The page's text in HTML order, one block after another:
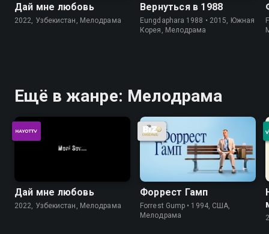
Дай мне любовь
2022, Узбекистан, Мелодрама
Вернуться в 1988
Eungdaphara 1988 • 2015, Южная
Корея, Мелодрама
Ещё в жанре: Мелодрама
Дай мне любовь
2022, Узбекистан, Мелодрама
Форрест Гамп
Forrest Gump • 1994, США,
Мелодрама